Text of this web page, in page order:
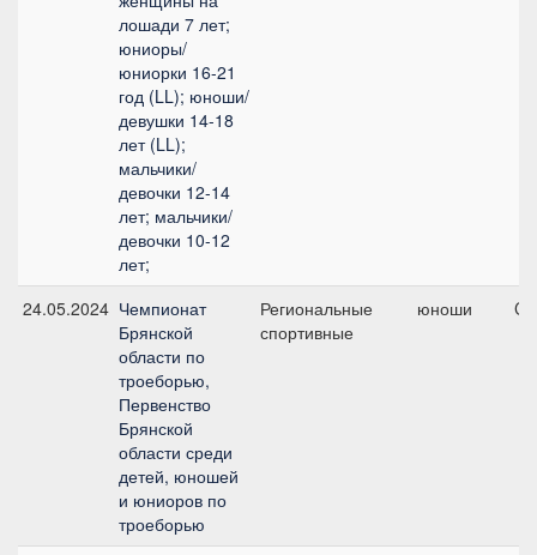
лошади 7 лет;
юниоры/
юниорки 16-21
год (LL); юноши/
девушки 14-18
лет (LL);
мальчики/
девочки 12-14
лет; мальчики/
девочки 10-12
лет;
24.05.2024 Чемпионат
Брянской
области по
троеборью,
Первенство
Брянской
области среди
детей, юношей
и юниоров по
троеборью
Региональные
спортивные
юноши